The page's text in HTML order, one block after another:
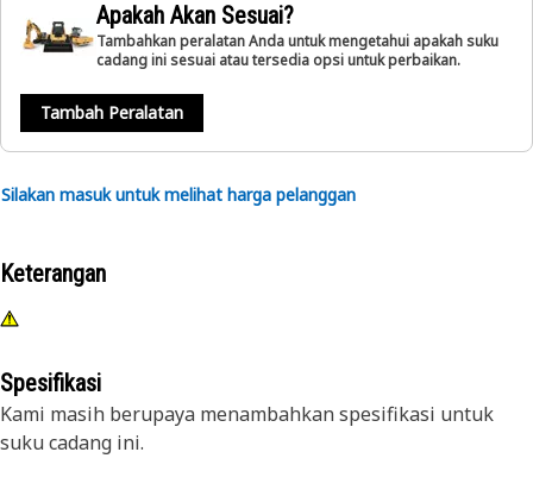
Apakah Akan Sesuai?
Tambahkan peralatan Anda untuk mengetahui apakah suku
cadang ini sesuai atau tersedia opsi untuk perbaikan.
Tambah Peralatan
Silakan masuk untuk melihat harga pelanggan
Keterangan
Spesifikasi
Kami masih berupaya menambahkan spesifikasi untuk
suku cadang ini.